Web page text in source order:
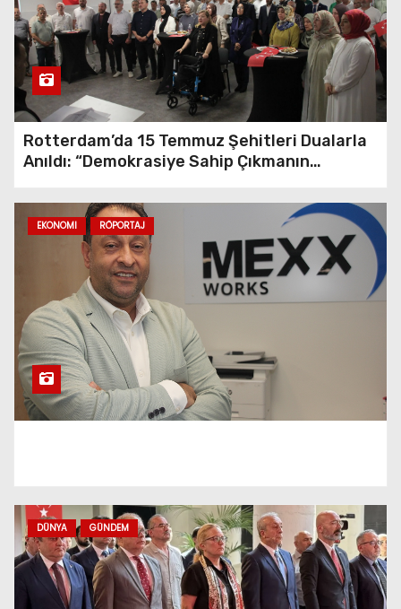
Merkez: Qalam Books & Cafe
Kapılarını Açtı
Amstel, Gooi en Vecht Su
Hacı Bayram Camii’nde Türk
Toplumuyla Buluştu
Rotterdam’daki Büyük
Elektrik Kesintisi: 19 Bin
Haneye 35 Euro Tazminat
Türk STK’ları Tilburg
Belediyesi’nde Diyalog
Toplantısına Katıldı
Biri gelir biri gider, baki olan
kurumsal yapıdır…
Rotterdam’da 15 Temmuz Şehitleri Dualarla
Anıldı: “Demokrasiye Sahip Çıkmanın
EKONOMI RÖPORTAJ
DÜNYA GÜNDEM